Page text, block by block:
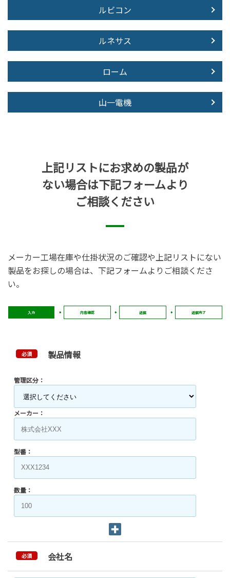
ルビコン
ルネサス
ローム
山一電機
上記リストにお求めの製品が
ない場合は下記フォームより
ご相談ください
メーカー工場在庫や仕掛状況のご確認や上記リストにない
製品をお探しの場合は、下記フォームよりご相談くださ
い。
入力 内容確認 送信 送信完了
必須 製品情報
管理区分：
メーカー：
型番：
数量：
必須 会社名